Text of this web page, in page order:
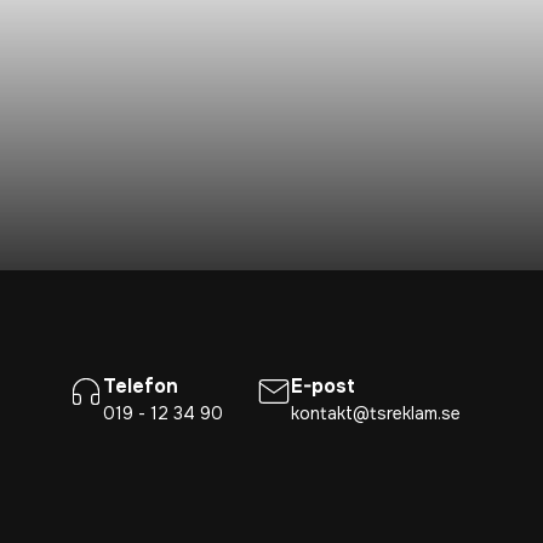
Telefon
019 - 12 34 90
E-post
kontakt@tsreklam.se